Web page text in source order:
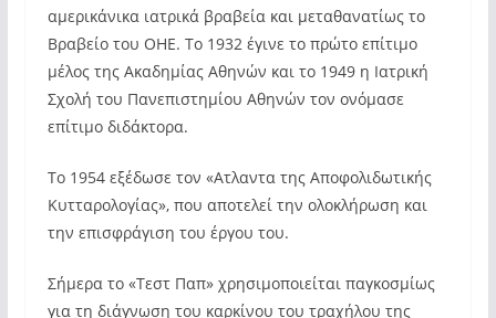
αμερικάνικα ιατρικά βραβεία και μεταθανατίως το
Βραβείο του ΟΗΕ. Το 1932 έγινε το πρώτο επίτιμο
μέλος της Ακαδημίας Αθηνών και το 1949 η Ιατρική
Σχολή του Πανεπιστημίου Αθηνών τον ονόμασε
επίτιμο διδάκτορα.
Το 1954 εξέδωσε τον «Ατλαντα της Αποφολιδωτικής
Κυτταρολογίας», που αποτελεί την ολοκλήρωση και
την επισφράγιση του έργου του.
Σήμερα το «Τεστ Παπ» χρησιμοποιείται παγκοσμίως
για τη διάγνωση του καρκίνου του τραχήλου της